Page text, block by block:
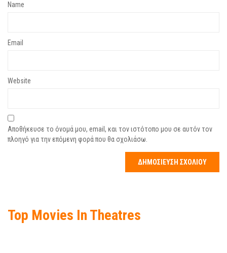
Name
Email
Website
Αποθήκευσε το όνομά μου, email, και τον ιστότοπο μου σε αυτόν τον
πλοηγό για την επόμενη φορά που θα σχολιάσω.
Top Movies In Theatres